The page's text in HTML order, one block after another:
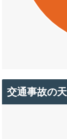
交通事故の